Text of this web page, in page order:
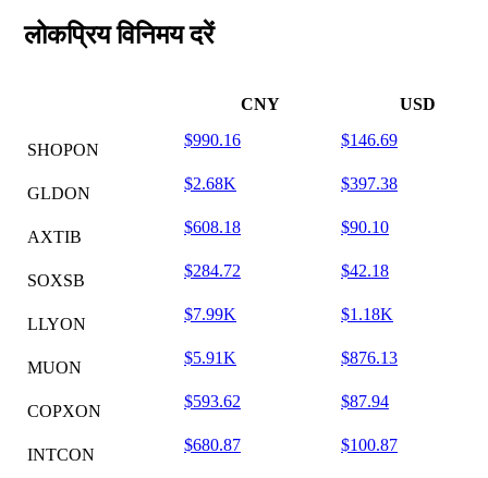
लोकप्रिय विनिमय दरें
CNY USD
SHOPON
$990.16 $146.69
GLDON
$2.68K $397.38
AXTIB
$608.18 $90.10
SOXSB
$284.72 $42.18
LLYON
$7.99K $1.18K
MUON
$5.91K $876.13
COPXON
$593.62 $87.94
INTCON
$680.87 $100.87